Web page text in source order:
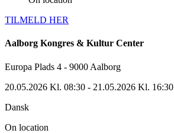
TILMELD HER
Aalborg Kongres & Kultur Center
Europa Plads 4 - 9000 Aalborg
20.05.2026 Kl. 08:30 - 21.05.2026 Kl. 16:30
Dansk
On location